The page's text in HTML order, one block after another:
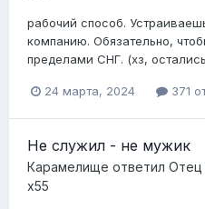
рабочий способ.
компанию. Обязательно,
пределами СНГ. (хз,
24 марта, 2024 371
Не служил - не мужик
Карамелище ответил Отец
x55